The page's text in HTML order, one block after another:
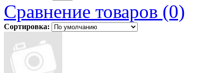
Сравнение товаров (0)
Сортировка: